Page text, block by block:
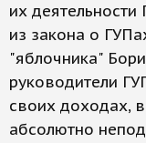
их
из закона о
"яблочника"
руководители
своих доходах,
абсолютно